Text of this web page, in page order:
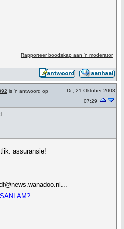
Rapporteer boodskap aan 'n moderator
is 'n antwoord op
Di., 21 Oktober 2003
07:29
assuransie!